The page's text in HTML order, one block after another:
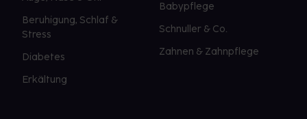
Beruhigung, Schlaf &
Stress
Diabetes
Erkältung
Babypflege
Schnuller & Co.
Zahnen & Zahnpflege